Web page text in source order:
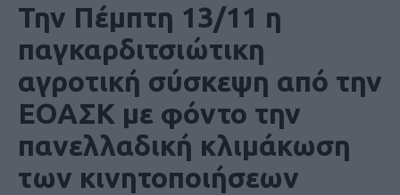
Την Πέμπτη 13/11 η
παγκαρδιτσιώτικη
αγροτική σύσκεψη από την
ΕΟΑΣΚ με φόντο την
πανελλαδική κλιμάκωση
των κινητοποιήσεων